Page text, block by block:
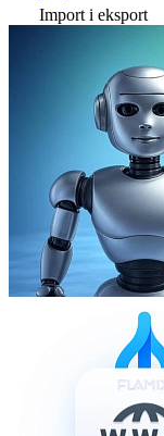
Import i eksport